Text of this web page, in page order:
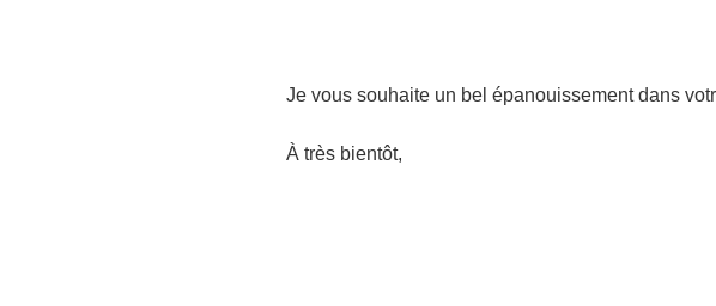
Je vous souhaite un bel épanouissement dans
À très bientôt,